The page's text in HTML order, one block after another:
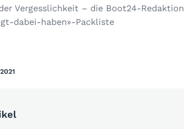
Vergesslichkeit – die Boot24-Redaktion
dabei-haben»-Packliste